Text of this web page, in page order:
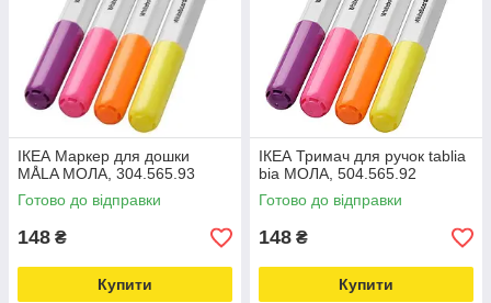
ІКЕА Маркер для дошки
MÅLA МОЛА, 304.565.93
Готово до відправки
148 ₴
Купити
ІКЕА Тримач для ручок tablia
bia МОЛА, 504.565.92
Готово до відправки
148 ₴
Купити